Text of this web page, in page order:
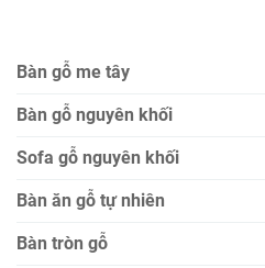
Bàn gỗ me tây
Bàn gỗ nguyên khối
Sofa gỗ nguyên khối
Bàn ăn gỗ tự nhiên
Bàn tròn gỗ